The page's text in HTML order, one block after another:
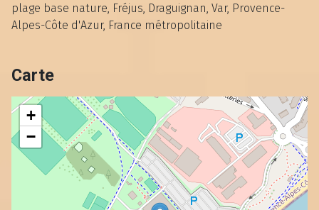
plage base nature, Fréjus, Draguignan, Var, Provence-
Alpes-Côte d'Azur, France métropolitaine
Carte
+
−